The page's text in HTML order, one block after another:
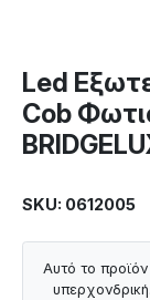
Led
Cob
SKU: 0612005
Αυτό το προϊόν